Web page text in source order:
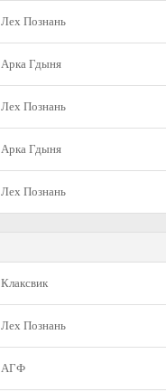
Лех Познань
Арка Гдыня
Лех Познань
Арка Гдыня
Лех Познань
Клаксвик
Лех Познань
АГФ